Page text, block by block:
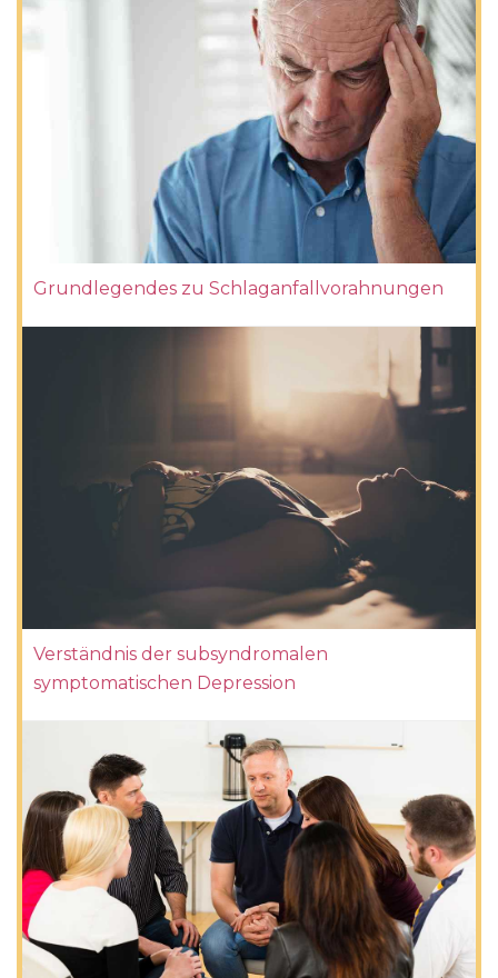
Grundlegendes zu Schlaganfallvorahnungen
Verständnis der subsyndromalen
symptomatischen Depression